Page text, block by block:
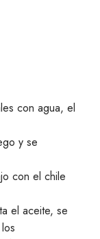
con agua, el
y se
con el chile
el aceite, se